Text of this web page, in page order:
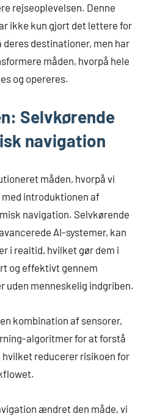
rejseoplevelsen. Denne
ikke kun gjort det lettere for
destinationer, men har
måden, hvorpå hele
og opereres.
Selvkørende
navigation
måden, hvorpå vi
introduktionen af
navigation. Selvkørende
AI-systemer, kan
i realtid, hvilket gør dem i
og effektivt gennem
uden menneskelig indgriben.
kombination af sensorer,
algoritmer for at forstå
hvilket reducerer risikoen for
ændret den måde, vi